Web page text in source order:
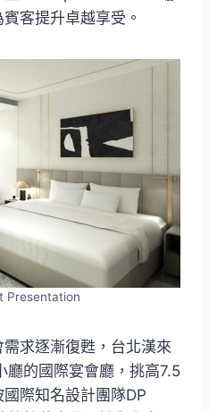
客提升卓越享受。
Presentation
求逐漸復甦，台北漢來
廳的國際宴會廳，挑高7.5
際知名設計團隊DP